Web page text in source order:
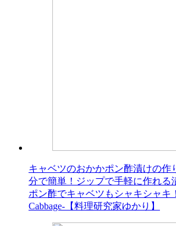
キャベツのおかかポン酢漬けの
分で簡単！ジップで手軽に作れる
ポン酢でキャベツもシャキシャキ
Cabbage-【料理研究家ゆかり】